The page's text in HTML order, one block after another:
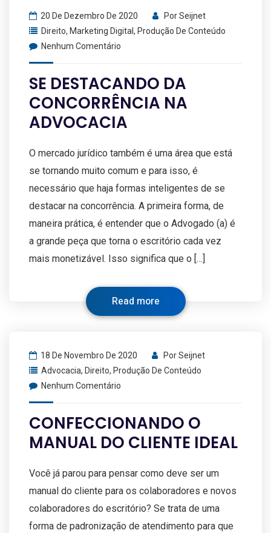
20 De Dezembro De 2020 PorSeijnet
Direito, Marketing Digital , Produção De Conteúdo
Nenhum Comentário
SE DESTACANDO DA
CONCORRÊNCIA NA
ADVOCACIA
O mercado jurídico também é uma área que está
se tornando muito comum e para isso, é
necessário que haja formas inteligentes de se
destacar na concorrência. A primeira forma, de
maneira prática, é entender que o Advogado (a) é
a grande peça que torna o escritório cada vez
mais monetizável. Isso significa que o […]
Read more
18 De Novembro De 2020 PorSeijnet
Advocacia, Direito, Produção De Conteúdo
Nenhum Comentário
CONFECCIONANDO O
MANUAL DO CLIENTE IDEAL
Você já parou para pensar como deve ser um
manual do cliente para os colaboradores e novos
colaboradores do escritório? Se trata de uma
forma de padronização de atendimento para que